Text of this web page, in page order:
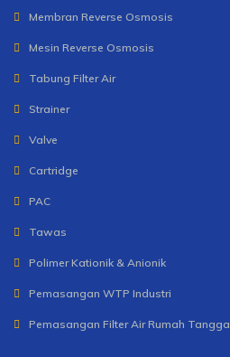
Membran Reverse Osmosis
Mesin Reverse Osmosis
Tabung Filter Air
Strainer
Valve
Cartridge
PAC
Tawas
Polimer Kationik & Anionik
Pemasangan WTP Industri
Pemasangan Filter Air Rumah Tangga